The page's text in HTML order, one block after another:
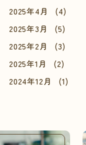
2025年4月
(4)
2025年3月
(5)
2025年2月
(3)
2025年1月
(2)
2024年12月
(1)